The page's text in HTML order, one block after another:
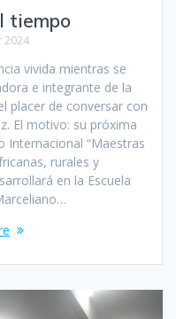
tiempo
2024
vivida mientras se
e integrante de la
placer de conversar con
El motivo: su próxima
Internacional “Maestras
rurales y
en la Escuela